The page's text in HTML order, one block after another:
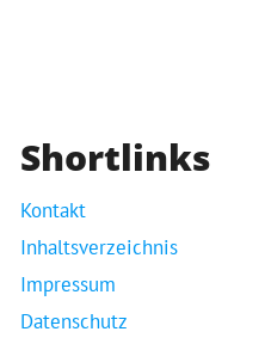
Shortlinks
Kontakt
Inhaltsverzeichnis
Impressum
Datenschutz